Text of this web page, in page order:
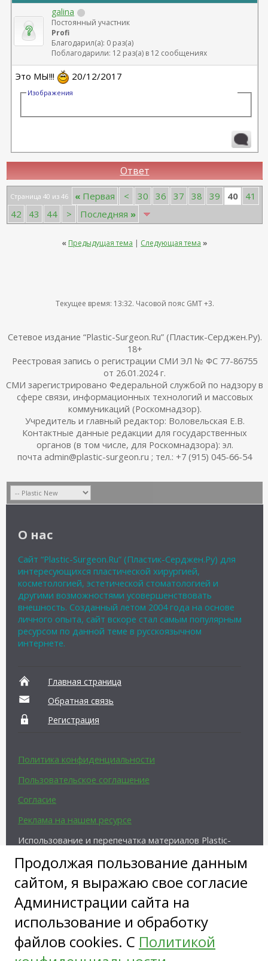
Продолжая пользование данным
сайтом, я выражаю свое согласие
Администрации сайта на
использование и обработку
файлов cookies. С Политикой
galina
Постоянный участник
Profi
Благодарил(а): 0 раз(а)
Поблагодарили: 12 раз(а) в 12 сообщениях
Это МЫ!!! 20/12/2017
Изображения
Ответ
Страница 40 из 46 « Первая < 30 36 37 38 39 40
41
42
43 44 > Последняя »
« Предыдущая тема | Следующая тема »
Текущее время: 13:32. Часовой пояс GMT +3.
Сетевое издание “Plastic-Surgeon.Ru” (Пластик-Серджен.Ру).
18+
Реестровая запись о регистрации СМИ ЭЛ № ФС 77-86755
от 26.01.2024 г.
СМИ зарегистрировано Федеральной службой по надзору в
сфере связи, информационных технологий и массовых
коммуникаций (Роскомнадзор).
Учредитель и главный редактор: Воловельская Е.В.
Контактные данные редакции для государственных
органов (в том числе, для Роскомнадзора): эл.
почта admin@plastic-surgeon.ru ; тел.: +7 (915) 045-66-54
О нас
Сайт “Plastic-Surgeon.Ru” (Пластик-Серджен.Ру) для
интересующихся пластической хирургией,
косметологией, эстетической стоматологией и
другими возможностями усовершенствовать
внешность. Созданный летом 2004 года на основе
личного опыта, сайт вскоре стал самым популярным
ресурсом по данной теме в русскоязычном
интернете.
Главная страница
Обратная связь
Регистрация
Политика конфиденциальности
Пользовательское соглашение
Согласие
Реклама на нашем ресурсе
Использование и перепечатка материалов Plastic-
разрешения администрации и при наличии
активной ссылки на источник.